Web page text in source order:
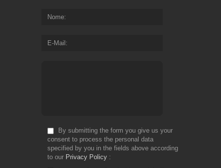
Nome
E-Mail
By submitting the form you give us your
consent to process the personal data
specified by you in the fields above according
to our Privacy Policy